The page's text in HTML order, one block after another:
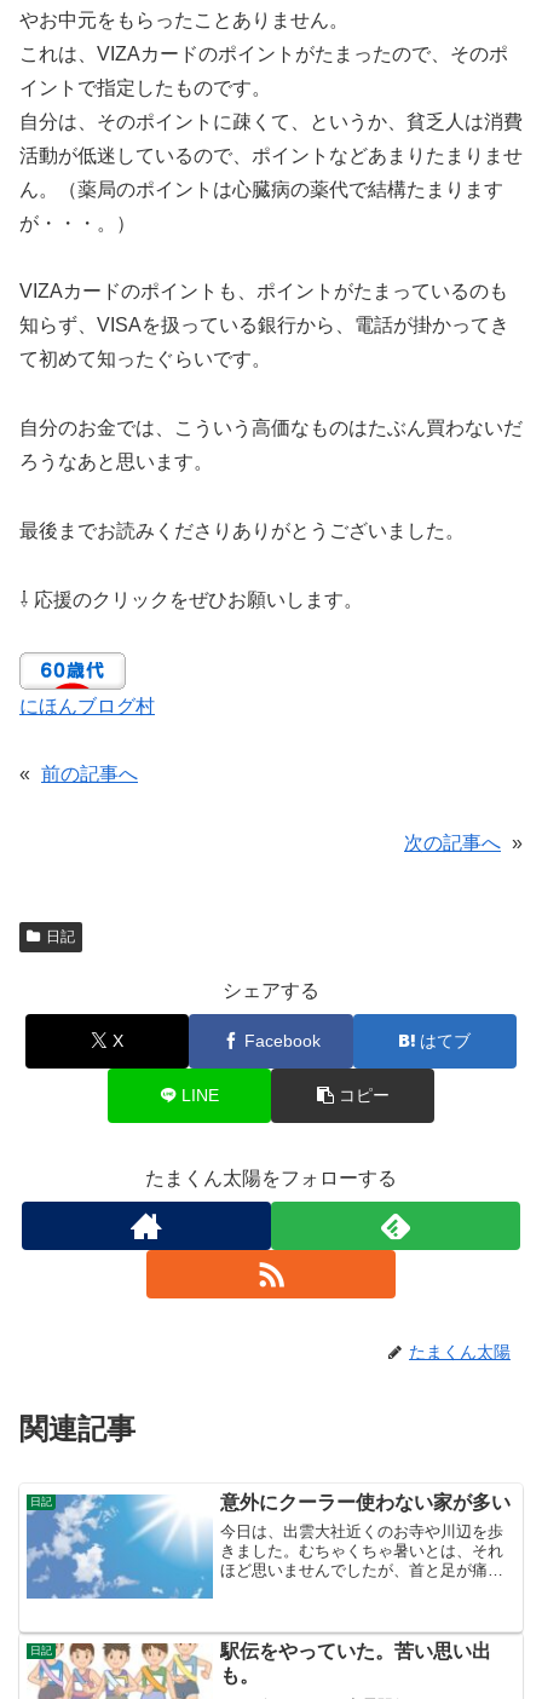
やお中元をもらったことありません。
これは、VIZAカードのポイントがたまったので、そのポ
イントで指定したものです。
自分は、そのポイントに疎くて、というか、貧乏人は消費
活動が低迷しているので、ポイントなどあまりたまりませ
ん。（薬局のポイントは心臓病の薬代で結構たまります
が・・・。）
VIZAカードのポイントも、ポイントがたまっているのも
知らず、VISAを扱っている銀行から、電話が掛かってき
て初めて知ったぐらいです。
自分のお金では、こういう高価なものはたぶん買わないだ
ろうなあと思います。
最後までお読みくださりありがとうございました。
⇩ 応援のクリックをぜひお願いします。
にほんブログ村
« 前の記事へ
次の記事へ »
日記
シェアする
X Facebook はてブ
LINE コピー
たまくん太陽をフォローする
たまくん太陽
関連記事
日記 意外にクーラー使わない家が多い
今日は、出雲大社近くのお寺や川辺を歩
きました。むちゃくちゃ暑いとは、それ
ほど思いませんでしたが、首と足が痛く
が痛くなります。足は、後半19時頃から
痛くなりました。痛くな...
日記
駅伝をやっていた。苦い思い出
も。